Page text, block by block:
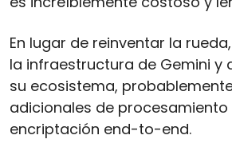
En lugar de reinventar la
la infraestructura de Gemini y
su ecosistema,
adicionales de
encriptación end-to-end.